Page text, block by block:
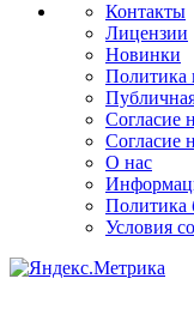
Контакты
Лицензии
Новинки
Политика
Согласие
Согласие
О нас
Политика
Условия